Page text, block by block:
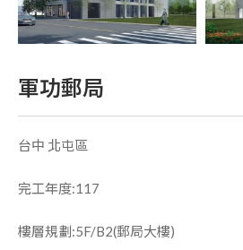
軍功郵局
台中 北屯區
完工年度:117
樓層規劃:5F/B2(郵局大樓)